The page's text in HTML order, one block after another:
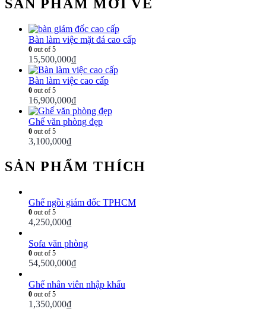
SẢN PHẨM MỚI VỀ
Bàn làm việc mặt đá cao cấp
0 out of 5
15,500,000₫
Bàn làm việc cao cấp
0 out of 5
16,900,000₫
Ghế văn phòng đẹp
0 out of 5
3,100,000₫
SẢN PHẨM THÍCH
Ghế ngồi giám đốc TPHCM
0 out of 5
4,250,000₫
Sofa văn phòng
0 out of 5
54,500,000₫
Ghế nhân viên nhập khẩu
0 out of 5
1,350,000₫